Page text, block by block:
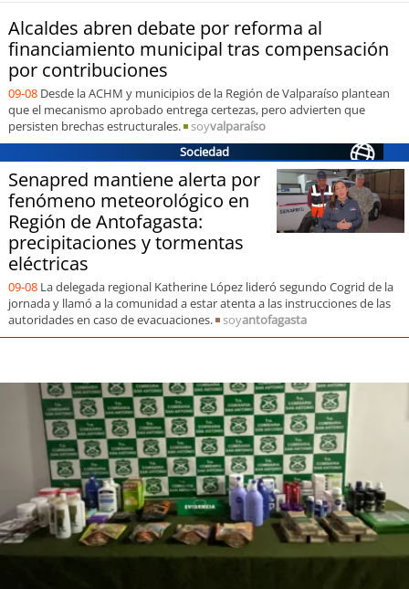
Alcaldes abren debate por reforma al
financiamiento municipal tras compensación
por contribuciones
09-08 Desde la ACHM y municipios de la Región de Valparaíso plantean
que el mecanismo aprobado entrega certezas, pero advierten que
persisten brechas estructurales.
soyvalparaíso
Sociedad
Senapred mantiene alerta por
fenómeno meteorológico en
Región de Antofagasta:
precipitaciones y tormentas
eléctricas
09-08 La delegada regional Katherine López lideró segundo Cogrid de la
jornada y llamó a la comunidad a estar atenta a las instrucciones de las
autoridades en caso de evacuaciones.
soyantofagasta